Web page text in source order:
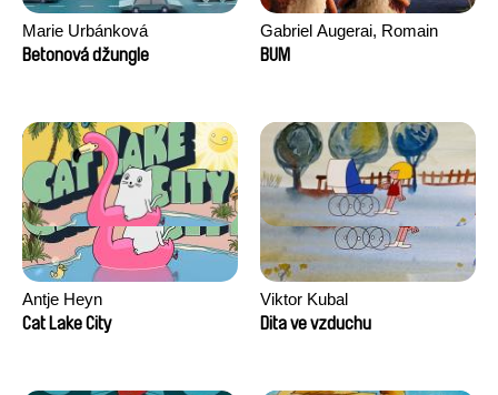
Marie Urbánková
Betonová džungle
Gabriel Augerai, Romain
Augier, Laurie Pereira De
BUM
Antje Heyn
Cat Lake City
Viktor Kubal
Dita ve vzduchu